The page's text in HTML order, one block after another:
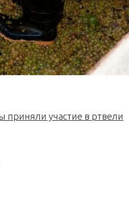
приняли участие в ртвели